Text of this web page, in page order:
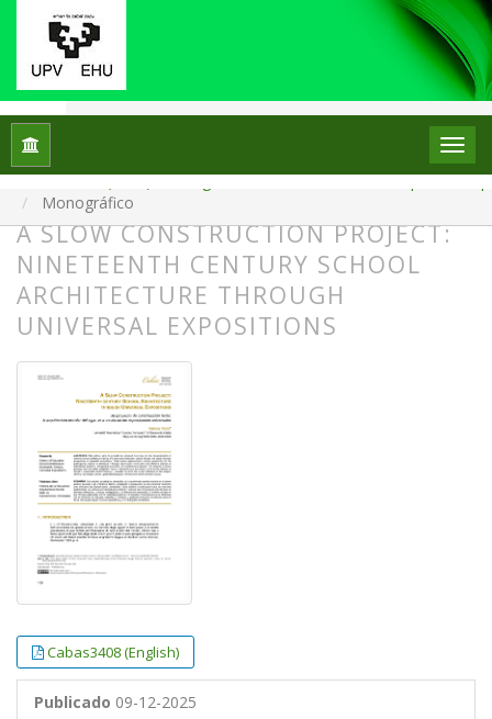
Inicio
Núm. 34 (2025): Monográfico: La escuela en el escaparate: el
Monográfico
A SLOW CONSTRUCTION PROJECT:
NINETEENTH CENTURY SCHOOL
ARCHITECTURE THROUGH
UNIVERSAL EXPOSITIONS
Cabas3408 (English)
Publicado 09-12-2025